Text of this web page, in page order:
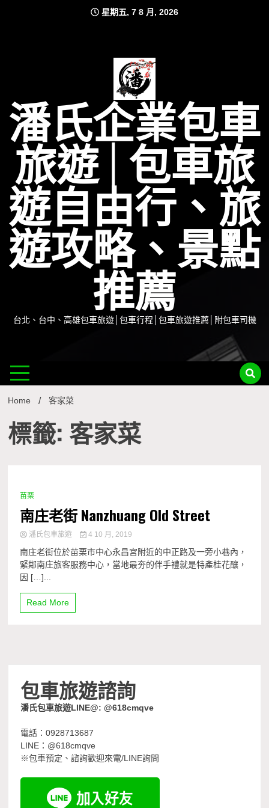
星期五, 7 8 月, 2026
潘氏企業包車
旅遊│包車旅
遊自由行、旅
遊攻略、景點
推薦
台北、台中、高雄包車旅遊│包車行程│包車旅遊推薦│附包車司機
Home 客家菜
標籤: 客家菜
苗栗
南庄老街 Nanzhuang Old Street
潘氏包車旅遊 4 10 月, 2019
南庄老街位於苗栗市中心永昌宮附近的中正路及一旁小巷內，
緊鄰南庄旅客服務中心，當地最夯的伴手禮就是特產桂花釀，
因 […]...
Read More
包車旅遊諮詢
潘氏包車旅遊LINE@: @618cmqve
電話：0928713687
LINE：@618cmqve
※包車預定、諮詢歡迎來電/LINE詢問